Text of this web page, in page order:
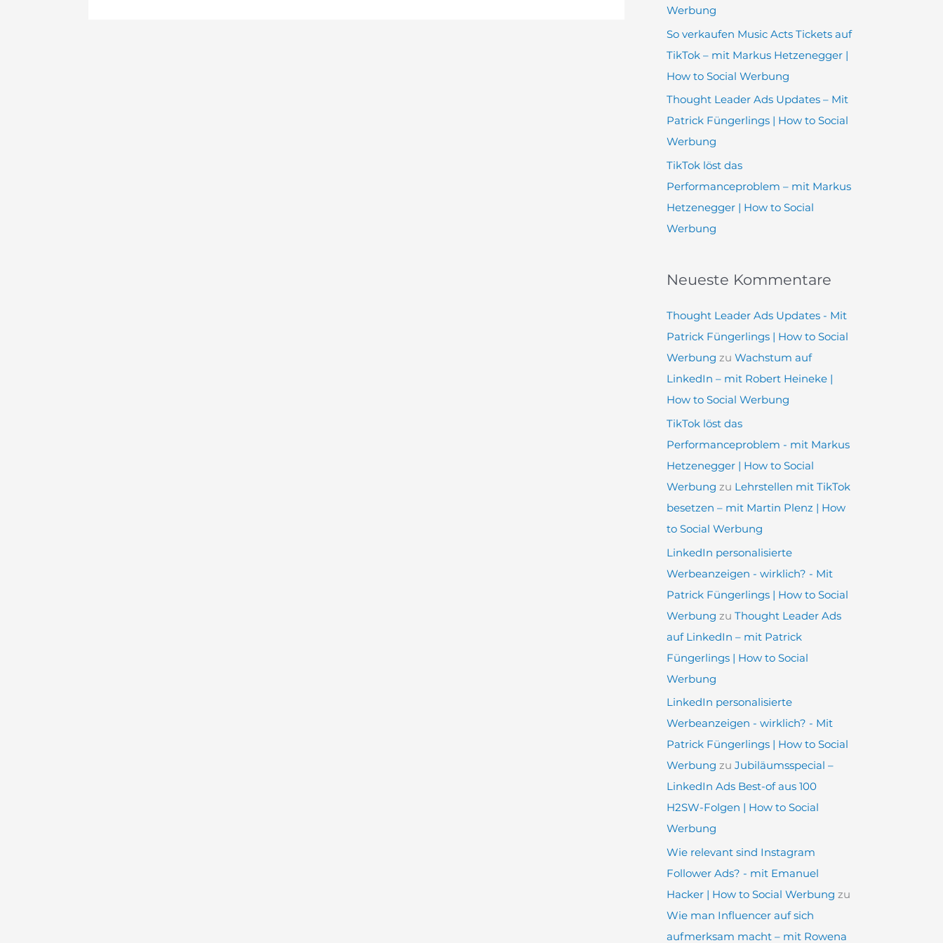
Werbung
So verkaufen Music Acts Tickets auf
TikTok – mit Markus Hetzenegger |
How to Social Werbung
Thought Leader Ads Updates – Mit
Patrick Füngerlings | How to Social
Werbung
TikTok löst das
Performanceproblem – mit Markus
Hetzenegger | How to Social
Werbung
Neueste Kommentare
Thought Leader Ads Updates - Mit
Patrick Füngerlings | How to Social
Werbung zuWachstum auf
LinkedIn – mit Robert Heineke |
How to Social Werbung
TikTok löst das
Performanceproblem - mit Markus
Hetzenegger | How to Social
Werbung zu Lehrstellen mit TikTok
besetzen – mit Martin Plenz | How
to Social Werbung
LinkedIn personalisierte
Werbeanzeigen - wirklich? - Mit
Patrick Füngerlings | How to Social
Werbung zuThought Leader Ads
auf LinkedIn – mit Patrick
Füngerlings | How to Social
Werbung
LinkedIn personalisierte
Werbeanzeigen - wirklich? - Mit
Patrick Füngerlings | How to Social
Werbung zuJubiläumsspecial –
LinkedIn Ads Best-of aus 100
H2SW-Folgen | How to Social
Werbung
Wie relevant sind Instagram
Follower Ads? - mit Emanuel
Hacker | How to Social Werbung zu
Wie man Influencer auf sich
aufmerksam macht – mit Rowena